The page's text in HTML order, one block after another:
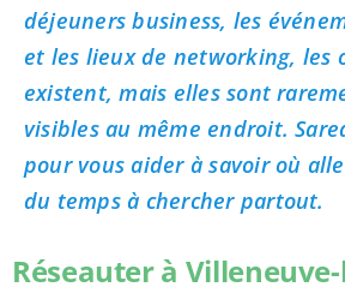
déjeuners business, les
et les lieux de networking, les
existent, mais elles sont
visibles au même endroit.
pour vous aider à savoir où
du temps à chercher partout.
Réseauter à